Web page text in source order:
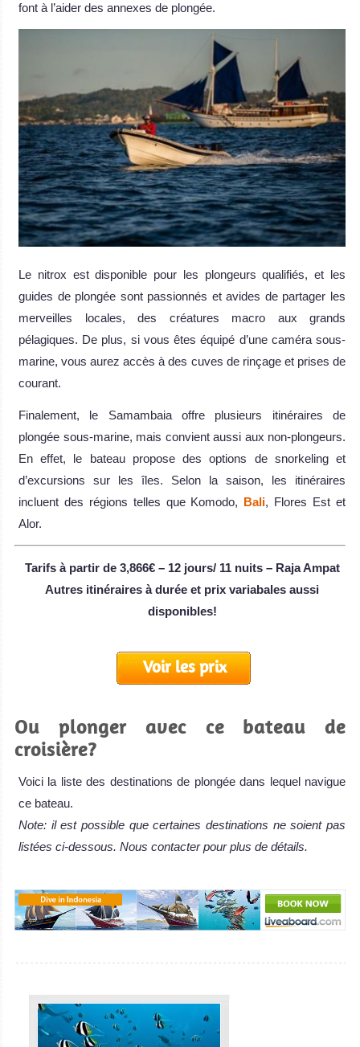
font à l’aider des annexes de plongée.
Le nitrox est disponible pour les plongeurs qualifiés, et les
guides de plongée sont passionnés et avides de partager les
merveilles locales, des créatures macro aux grands
pélagiques. De plus, si vous êtes équipé d’une caméra sous-
marine, vous aurez accès à des cuves de rinçage et prises de
courant.
Finalement, le Samambaia offre plusieurs itinéraires de
plongée sous-marine, mais convient aussi aux non-plongeurs.
En effet, le bateau propose des options de snorkeling et
d’excursions sur les îles. Selon la saison, les itinéraires
incluent des régions telles que Komodo, Bali, Flores Est et
Alor.
Tarifs à partir de 3,866€ – 12 jours/ 11 nuits – Raja Ampat
Autres itinéraires à durée et prix variabales aussi
disponibles!
Voir les prix
Ou plonger avec ce bateau de
croisière?
Voici la liste des destinations de plongée dans lequel navigue
ce bateau.
Note: il est possible que certaines destinations ne soient pas
listées ci-dessous. Nous contacter pour plus de détails.